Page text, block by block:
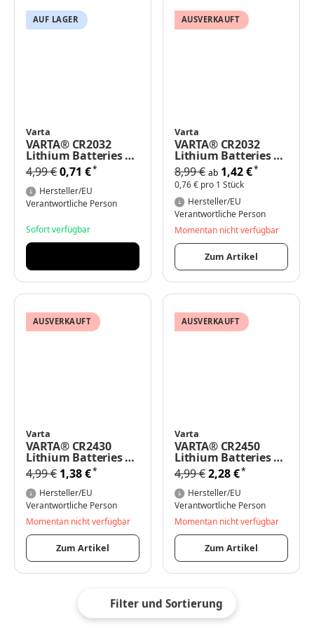
Filter und Sortierung
AUF LAGER
Varta
VARTA® CR2032
Lithium Batteries 3V
1er Blister
4,99 €0,71 €*
Hersteller/EU
Verantwortliche Person
Sofort verfügbar
AUSVERKAUFT
Varta
VARTA® CR2032
Lithium Batteries 3V
2er Blister
8,99 € ab 1,42 €*
0,76 € pro 1 Stück
Hersteller/EU
Verantwortliche Person
Momentan nicht verfügbar
Zum Artikel
AUSVERKAUFT
Varta
VARTA® CR2430
Lithium Batteries 3V
1er Blister
4,99 € 1,38 €*
Hersteller/EU
Verantwortliche Person
Momentan nicht verfügbar
Zum Artikel
AUSVERKAUFT
Varta
VARTA® CR2450
Lithium Batteries 3V
1er Blister
4,99 €2,28 €*
Hersteller/EU
Verantwortliche Person
Momentan nicht verfügbar
Zum Artikel